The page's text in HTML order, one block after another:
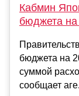
Кабмин
бюджета
бюджета на
суммой
сообщает